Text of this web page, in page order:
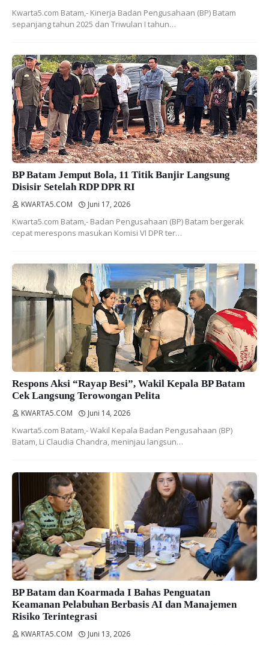
Kwarta5.com Batam,- Kinerja Badan Pengusahaan (BP) Batam
sepanjang tahun 2025 dan Triwulan I tahun…
BP Batam Jemput Bola, 11 Titik Banjir Langsung
Disisir Setelah RDP DPR RI
KWARTA5.COM Juni 17, 2026
Kwarta5.com Batam,- Badan Pengusahaan (BP) Batam bergerak
cepat merespons masukan Komisi VI DPR ter…
Respons Aksi “Rayap Besi”, Wakil Kepala BP Batam
Cek Langsung Terowongan Pelita
KWARTA5.COM Juni 14, 2026
Kwarta5.com Batam,- Wakil Kepala Badan Pengusahaan (BP)
Batam, Li Claudia Chandra, meninjau langsun…
BP Batam dan Koarmada I Bahas Penguatan
Keamanan Pelabuhan Berbasis AI dan Manajemen
Risiko Terintegrasi
KWARTA5.COM Juni 13, 2026